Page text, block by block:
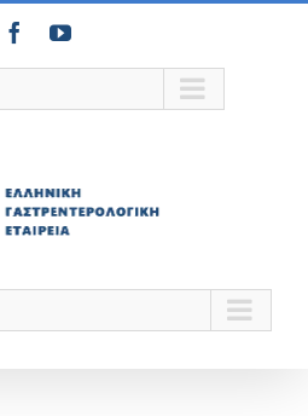
FacebookYouTube